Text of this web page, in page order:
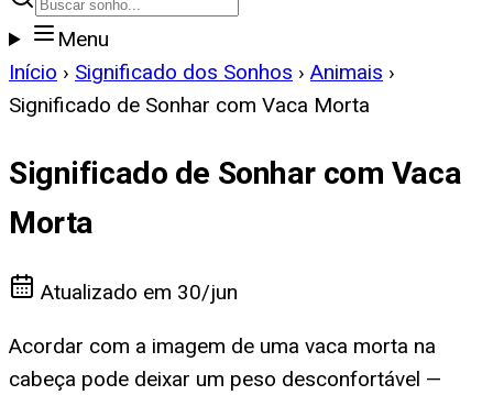
Menu
Início › Significado dos Sonhos › Animais ›
Significado de Sonhar com Vaca Morta
Significado de Sonhar com Vaca
Morta
Atualizado em 30/jun
Acordar com a imagem de uma vaca morta na
cabeça pode deixar um peso desconfortável —